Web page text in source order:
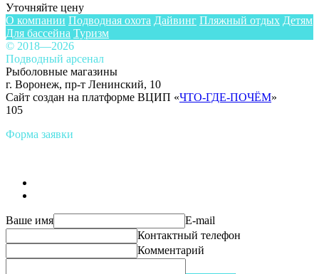
Уточняйте цену
О компании Подводная охота Дайвинг Пляжный отдых Детям
Для бассейна Туризм
© 2018—2026
Подводный арсенал
Рыболовные магазины
г. Воронеж, пр-т Ленинский, 10
Сайт создан на платформе ВЦИП «ЧТО-ГДЕ-ПОЧЁМ»
105
Форма заявки
Ваше имя
E-mail
Контактный телефон
Комментарий